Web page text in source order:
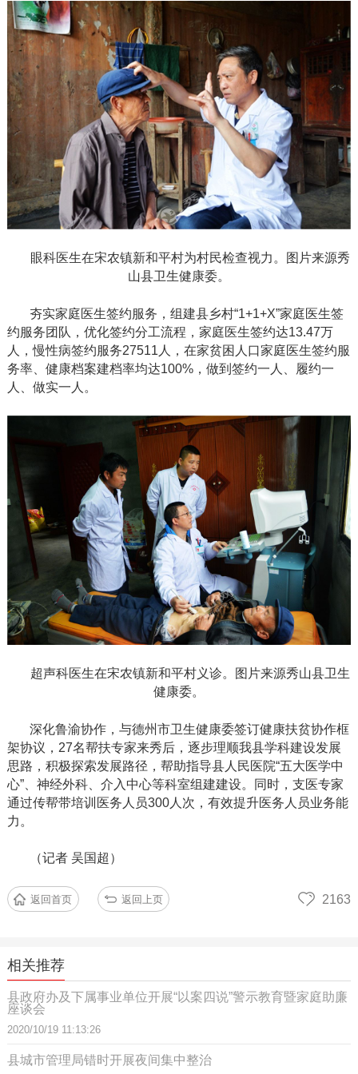
眼科医生在宋农镇新和平村为村民检查视力。图片来源秀
山县卫生健康委。
夯实家庭医生签约服务，组建县乡村“1+1+X”家庭医生签
约服务团队，优化签约分工流程，家庭医生签约达13.47万
人，慢性病签约服务27511人，在家贫困人口家庭医生签约服
务率、健康档案建档率均达100%，做到签约一人、履约一
人、做实一人。
超声科医生在宋农镇新和平村义诊。图片来源秀山县卫生
健康委。
深化鲁渝协作，与德州市卫生健康委签订健康扶贫协作框
架协议， 27名帮扶专家来秀后，逐步理顺我县学科建设发展
思路，积极探索发展路径，帮助指导县人民医院“五大医学中
心”、神经外科、介入中心等科室组建建设。同时，支医专家
通过传帮带培训医务人员300人次，有效提升医务人员业务能
力。
（记者 吴国超）
返回首页 返回上页 2163
相关推荐
县政府办及下属事业单位开展“以案四说”警示教育暨家庭助廉
座谈会
2020/10/19 11:13:26
县城市管理局错时开展夜间集中整治